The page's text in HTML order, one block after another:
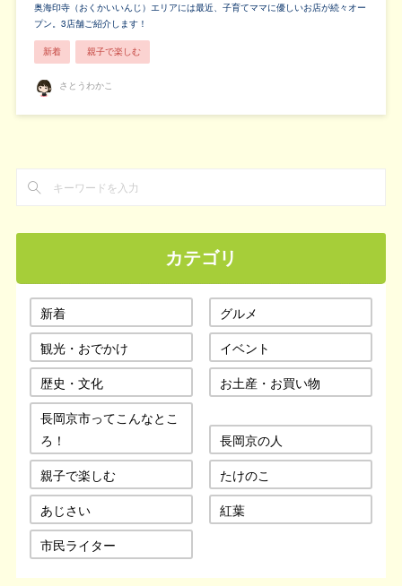
奥海印寺（おくかいいんじ）エリアには最近、子育てママに優しいお店が続々オー
プン。3店舗ご紹介します！
新着 親子で楽しむ
さとうわかこ
カテゴリ
新着
グルメ
観光・おでかけ
イベント
歴史・文化
お土産・お買い物
長岡京市ってこんなとこ
ろ！
長岡京の人
親子で楽しむ
たけのこ
あじさい
紅葉
市民ライター